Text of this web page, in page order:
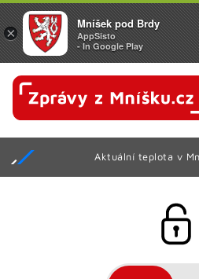
Aktuální teplota v
×
Mníšek pod Brdy
AppSisto
- In Google Play